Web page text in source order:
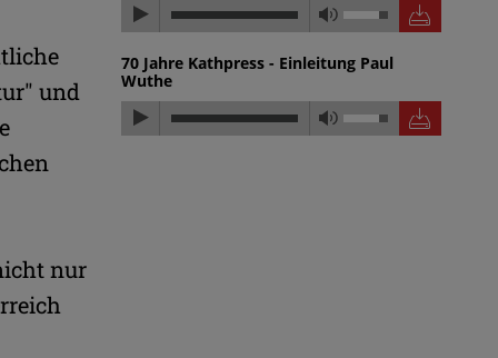
und
nur
70 Jahre Kathpress - Einleitung Paul
Wuthe